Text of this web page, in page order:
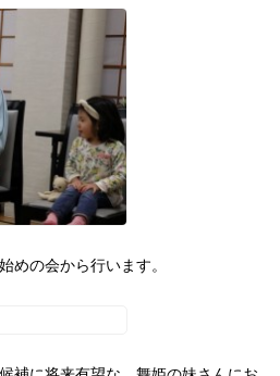
めの会から行います。